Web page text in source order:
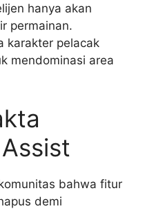
hanya akan
permainan.
karakter pelacak
mendominasi area
bahwa fitur
demi